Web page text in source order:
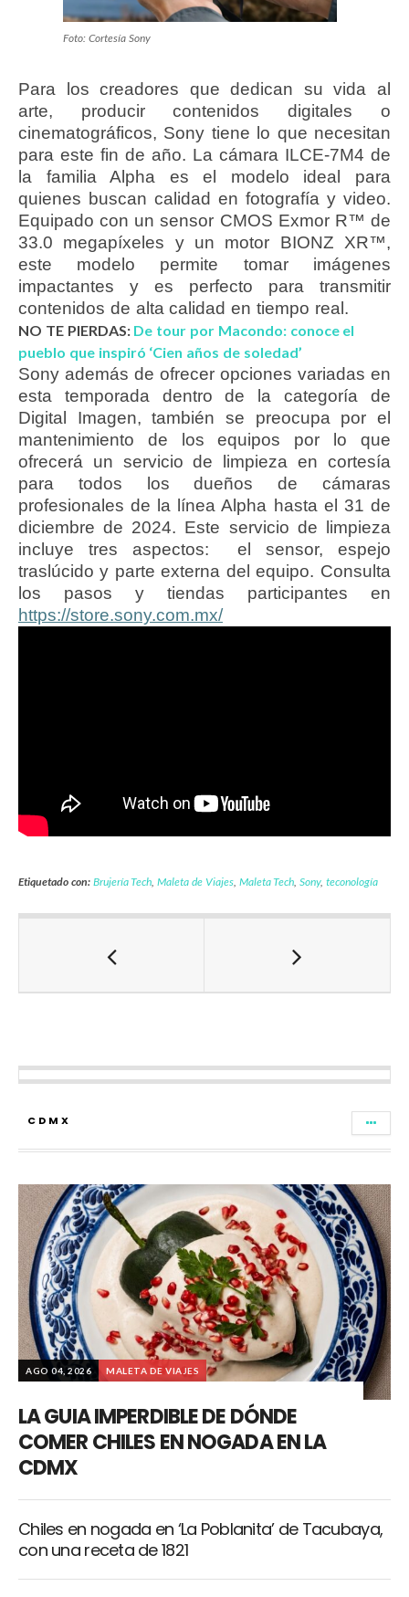
Foto: Cortesía Sony
Para los creadores que dedican su vida al
arte, producir contenidos digitales o
cinematográficos, Sony tiene lo que necesitan
para este fin de año. La cámara ILCE-7M4 de
la familia Alpha es el modelo ideal para
quienes buscan calidad en fotografía y video.
Equipado con un sensor CMOS Exmor R™ de
33.0 megapíxeles y un motor BIONZ XR™,
este modelo permite tomar imágenes
impactantes y es perfecto para transmitir
contenidos de alta calidad en tiempo real.
NO TE PIERDAS: De tour por Macondo: conoce el
pueblo que inspiró ‘Cien años de soledad’
Sony además de ofrecer opciones variadas en
esta temporada dentro de la categoría de
Digital Imagen, también se preocupa por el
mantenimiento de los equipos por lo que
ofrecerá un servicio de limpieza en cortesía
para todos los dueños de cámaras
profesionales de la línea Alpha hasta el 31 de
diciembre de 2024. Este servicio de limpieza
incluye tres aspectos: el sensor, espejo
traslúcido y parte externa del equipo. Consulta
los pasos y tiendas participantes en
https://store.sony.com.mx/
Etiquetado con: Brujería Tech,Maleta de Viajes, Maleta Tech,Sony,teconología
CDMX
AGO 04, 2026 MALETA DE VIAJES
LA GUIA IMPERDIBLE DE DÓNDE
COMER CHILES EN NOGADA EN LA
CDMX
Chiles en nogada en ‘La Poblanita’ de Tacubaya,
con una receta de 1821